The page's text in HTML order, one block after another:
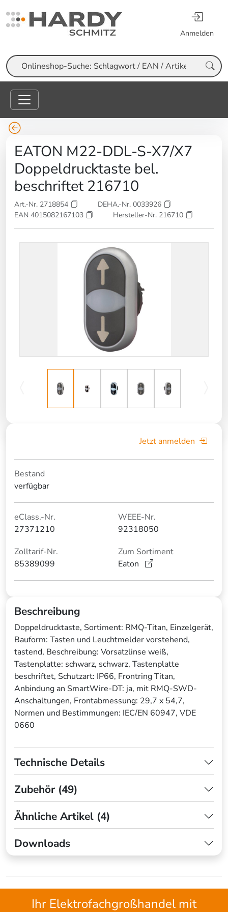
Anmelden
Suche
EATON M22-DDL-S-X7/X7
Doppeldrucktaste bel.
beschriftet 216710
Art.-Nr. 2718854
DEHA.-Nr. 0033926
EAN 4015082167103
Hersteller-Nr. 216710
Jetzt anmelden
Bestand
verfügbar
eClass.-Nr.
27371210
WEEE-Nr.
92318050
Zolltarif-Nr.
85389099
Zum Sortiment
Eaton
Beschreibung
Doppeldrucktaste, Sortiment: RMQ-Titan, Einzelgerät,
Bauform: Tasten und Leuchtmelder vorstehend,
tastend, Beschreibung: Vorsatzlinse weiß,
Tastenplatte: schwarz, schwarz, Tastenplatte
beschriftet, Schutzart: IP66, Frontring Titan,
Anbindung an SmartWire-DT: ja, mit RMQ-SWD-
Anschaltungen, Frontabmessung: 29,7 x 54,7,
Normen und Bestimmungen: IEC/EN 60947, VDE
0660
Technische Details
Zubehör (49)
Ähnliche Artikel (4)
Downloads
Ihr Elektrofachgroßhandel mit